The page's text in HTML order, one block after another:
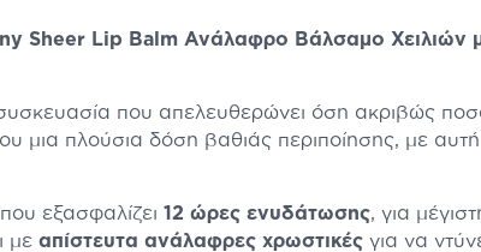
Sheer Lip Balm Ανάλαφρο Βάλσαμο
που απελευθερώνει όση ακριβώς
μια πλούσια δόση βαθιάς περιποίησης, με
εξασφαλίζει 12 ώρες ενυδάτωσης, για
με απίστευτα ανάλαφρες χρωστικές για να